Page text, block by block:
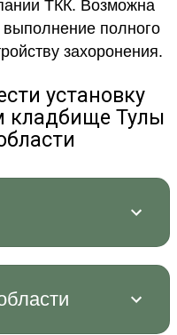
ТКК. Возможна
выполнение полного
захоронения.
установку
кладбище Тулы